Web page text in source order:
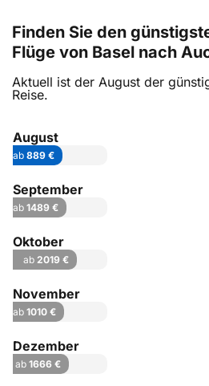
Finden Sie den
Flüge von Basel nach
Aktuell ist der August der
Reise.
August
ab 889 €
September
ab 1489 €
Oktober
ab2019 €
November
ab 1010 €
Dezember
ab1666 €